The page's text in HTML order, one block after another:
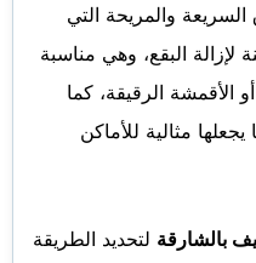
والمريحة التي
لإزالة البقع، وهي مناسبة
الأقمشة الرقيقة، كما
مثالية للأماكن
بالشارقة لتحديد الطريقة